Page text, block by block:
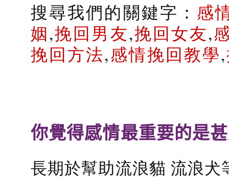
搜尋我們的關鍵字： 感
姻,挽回男友,挽回女友,
挽回方法,感情挽回教學,
你覺得感情最重要的是
長期於幫助流浪貓 流浪